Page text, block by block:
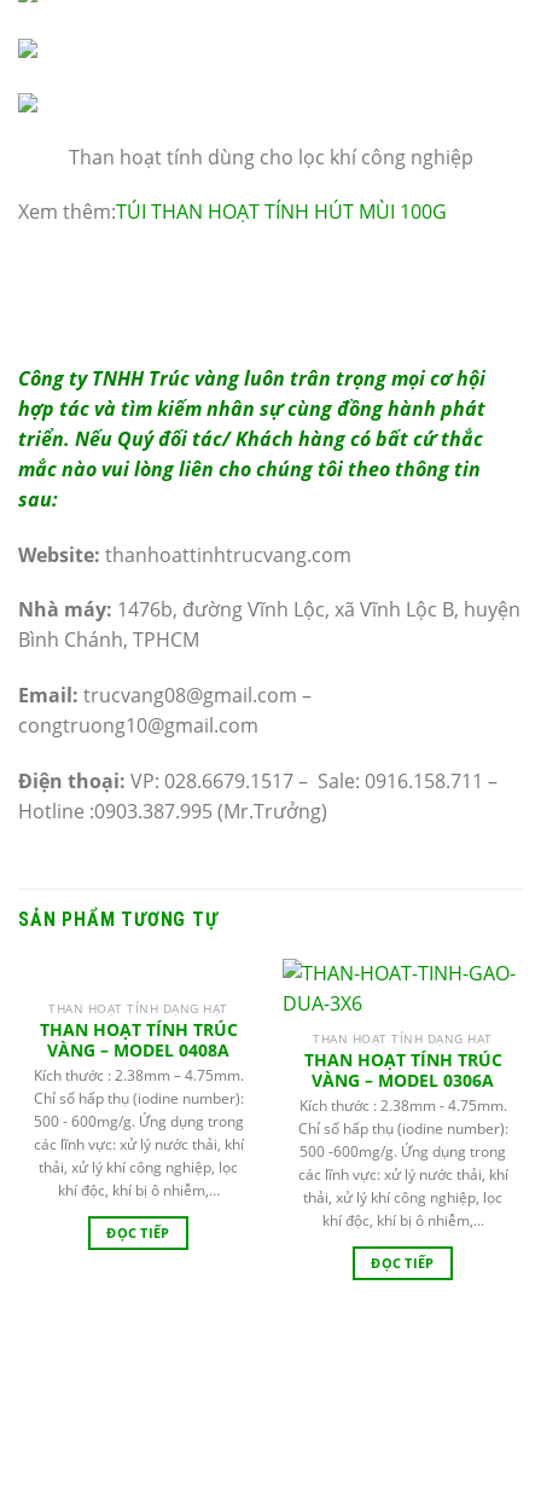
Than hoạt tính dùng cho lọc khí công nghiệp
Xem thêm:TÚI THAN HOẠT TÍNH HÚT MÙI 100G
Công ty TNHH Trúc vàng luôn trân trọng mọi cơ hội
hợp tác và tìm kiếm nhân sự cùng đồng hành phát
triển. Nếu Quý đối tác/ Khách hàng có bất cứ thắc
mắc nào vui lòng liên cho chúng tôi theo thông tin
sau:
Website: thanhoattinhtrucvang.com
Nhà máy: 1476b, đường Vĩnh Lộc, xã Vĩnh Lộc B, huyện
Bình Chánh, TPHCM
Email: trucvang08@gmail.com –
congtruong10@gmail.com
Điện thoại: VP: 028.6679.1517 – Sale: 0916.158.711 –
Hotline :0903.387.995 (Mr.Trưởng)
SẢN PHẨM TƯƠNG TỰ
THAN HOẠT TÍNH DẠNG HẠT
THAN HOẠT TÍNH TRÚC
VÀNG – MODEL 0408A
Kích thước : 2.38mm – 4.75mm.
Chỉ số hấp thụ (iodine number):
500 - 600mg/g. Ứng dụng trong
các lĩnh vực: xử lý nước thải, khí
thải, xử lý khí công nghiệp, lọc
khí độc, khí bị ô nhiễm,…
ĐỌC TIẾP
THAN HOẠT TÍNH DẠNG HẠT
THAN HOẠT TÍNH TRÚC
VÀNG – MODEL 0306A
Kích thước : 2.38mm - 4.75mm.
Chỉ số hấp thụ (iodine number):
500 -600mg/g. Ứng dụng trong
các lĩnh vực: xử lý nước thải, khí
thải, xử lý khí công nghiệp, lọc
khí độc, khí bị ô nhiễm,...
ĐỌC TIẾP